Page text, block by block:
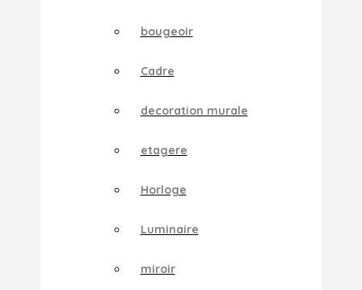
bougeoir
Cadre
decoration murale
etagere
Horloge
Luminaire
miroir